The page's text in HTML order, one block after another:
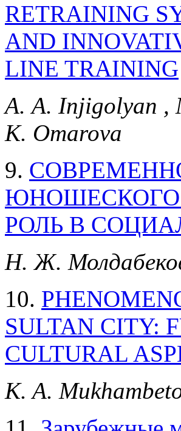
RETRAINING
AND
LINE TRAINING
А. А. Injigolyan ,
K. Omarova
9.
ЮНОШЕСКОГО
РОЛЬ В
Н. Ж.
10.
SULTAN CITY:
CULTURAL
K. A.